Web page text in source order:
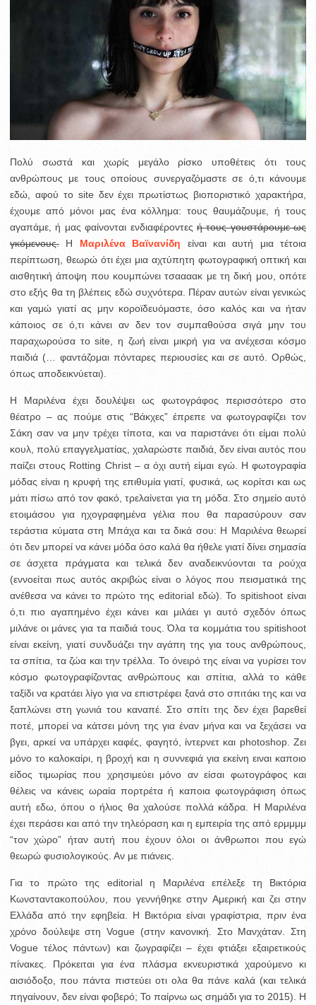
Πολύ σωστά και χωρίς μεγάλο ρίσκο υποθέτεις ότι τους
ανθρώπους με τους οποίους συνεργαζόμαστε σε ό,τι κάνουμε
εδώ, αφού το site δεν έχει πρωτίστως βιοποριστικό χαρακτήρα,
έχουμε από μόνοι μας ένα κόλλημα: τους θαυμάζουμε, ή τους
αγαπάμε, ή μας φαίνονται ενδιαφέροντες ή τους γουστάρουμε ως
γκόμενους. Η Μαριλένα Βαϊνανίδη είναι και αυτή μια τέτοια
περίπτωση, θεωρώ ότι έχει μια αχτύπητη φωτογραφική οπτική και
αισθητική άποψη που κουμπώνει τσαααακ με τη δική μου, οπότε
στο εξής θα τη βλέπεις εδώ συχνότερα. Πέραν αυτών είναι γενικώς
και γαμώ γιατί ας μην κοροϊδευόμαστε, όσο καλός και να ήταν
κάποιος σε ό,τι κάνει αν δεν τον συμπαθούσα σιγά μην του
παραχωρούσα το site, η ζωή είναι μικρή για να ανέχεσαι κόσμο
παιδιά (… φαντάζομαι πόνταρες περιουσίες και σε αυτό. Ορθώς,
όπως αποδεικνύεται).
Η Μαριλένα έχει δουλέψει ως φωτογράφος περισσότερο στο
θέατρο – ας πούμε στις “Βάκχες” έπρεπε να φωτογραφίζει τον
Σάκη σαν να μην τρέχει τίποτα, και να παριστάνει ότι είμαι πολύ
κουλ, πολύ επαγγελματίας, χαλαρώστε παιδιά, δεν είναι αυτός που
παίζει στους Rotting Christ – α όχι αυτή είμαι εγώ. Η φωτογραφία
μόδας είναι η κρυφή της επιθυμία γιατί, φυσικά, ως κορίτσι και ως
μάτι πίσω από τον φακό, τρελαίνεται για τη μόδα. Στο σημείο αυτό
ετοιμάσου για ηχογραφημένα γέλια που θα παρασύρουν σαν
τεράστια κύματα στη Μπάχα και τα δικά σου: Η Μαριλένα θεωρεί
ότι δεν μπορεί να κάνει μόδα όσο καλά θα ήθελε γιατί δίνει σημασία
σε άσχετα πράγματα και τελικά δεν αναδεικνύονται τα ρούχα
(εννοείται πως αυτός ακριβώς είναι ο λόγος που πεισματικά της
ανέθεσα να κάνει το πρώτο της editorial εδώ). Το spitishoot είναι
ό,τι πιο αγαπημένο έχει κάνει και μιλάει γι αυτό σχεδόν όπως
μιλάνε οι μάνες για τα παιδιά τους. Όλα τα κομμάτια του spitishoot
είναι εκείνη, γιατί συνδυάζει την αγάπη της για τους ανθρώπους,
τα σπίτια, τα ζώα και την τρέλλα. Το όνειρό της είναι να γυρίσει τον
κόσμο φωτογραφίζοντας ανθρώπους και σπίτια, αλλά το κάθε
ταξίδι να κρατάει λίγο για να επιστρέφει ξανά στο σπιτάκι της και να
ξαπλώνει στη γωνιά του καναπέ. Στο σπίτι της δεν έχει βαρεθεί
ποτέ, μπορεί να κάτσει μόνη της για έναν μήνα και να ξεχάσει να
βγει, αρκεί να υπάρχει καφές, φαγητό, ίντερνετ και photoshop. Ζει
μόνο το καλοκαίρι, η βροχή και η συννεφιά για εκείνη ειναι καποιο
είδος τιμωρίας που χρησιμεύει μόνο αν είσαι φωτογράφος και
θέλεις να κάνεις ωραία πορτρέτα ή καποια φωτογράφιση όπως
αυτή εδω, όπου ο ήλιος θα χαλούσε πολλά κάδρα. Η Μαριλένα
έχει περάσει και από την τηλεόραση και η εμπειρία της από ερμμμμ
“τον χώρο” ήταν αυτή που έχουν όλοι οι άνθρωποι που εγώ
θεωρώ φυσιολογικούς. Αν με πιάνεις.
Για το πρώτο της editorial η Μαριλένα επέλεξε τη Βικτόρια
Κωνσταντακοπούλου, που γεννήθηκε στην Αμερική και ζει στην
Ελλάδα από την εφηβεία. Η Βικτόρια είναι γραφίστρια, πριν ένα
χρόνο δούλεψε στη Vogue (στην κανονική. Στο Μανχάταν. Στη
Vogue τέλος πάντων) και ζωγραφίζει – έχει φτιάξει εξαιρετικούς
πίνακες. Πρόκειται για ένα πλάσμα εκνευριστικά χαρούμενο κι
αισιόδοξο, που πάντα πιστεύει οτι ολα θα πάνε καλά (και τελικά
πηγαίνουν, δεν είναι φοβερό; Το παίρνω ως σημάδι για το 2015). Η